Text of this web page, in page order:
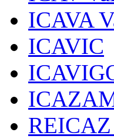
ICAVA
ICAVIC
REICAZ